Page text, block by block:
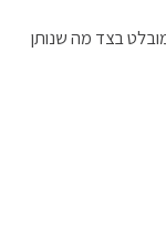
בצד מה שנותן